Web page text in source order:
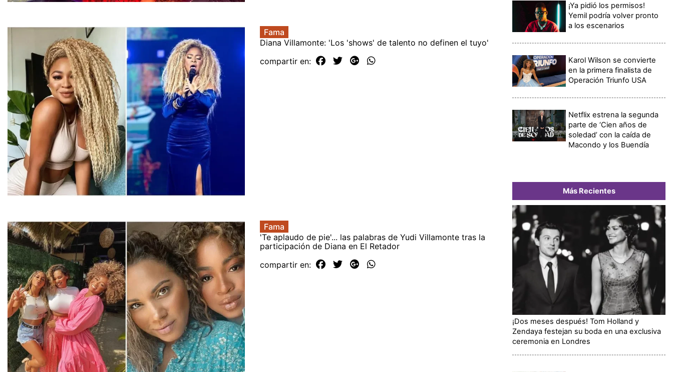
Fama
Diana Villamonte: 'Los 'shows' de talento no definen el tuyo'
compartir en:
Fama
'Te aplaudo de pie'... las palabras de Yudi Villamonte tras la
participación de Diana en El Retador
compartir en:
¡Ya pidió los permisos!
Yemil podría volver pronto
a los escenarios
Karol Wilson se convierte
en la primera finalista de
Operación Triunfo USA
Netflix estrena la segunda
parte de ‘Cien años de
soledad’ con la caída de
Macondo y los Buendía
Más Recientes
¡Dos meses después! Tom Holland y
Zendaya festejan su boda en una exclusiva
ceremonia en Londres